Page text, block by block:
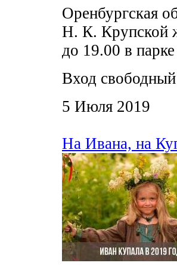
Оренбургская
Н. К. Крупской
до 19.00 в
Вход свободный
5 Июля 2019
На Ивана, на